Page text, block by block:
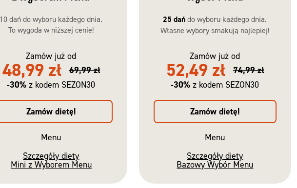
10 dań do wyboru każdego dnia.
To wygoda w niższej cenie!
Zamów już od
48,99 zł
69,99 zł
-30% z kodem SEZON30
Zamów dietę!
Menu
Szczegóły diety
Mini z Wyborem Menu
25 dań do wyboru każdego dnia.
Własne wybory smakują najlepiej!
Zamów już od
52,49 zł
74,99 zł
-30% z kodem SEZON30
Zamów dietę!
Menu
Szczegóły diety
Bazowy Wybór Menu